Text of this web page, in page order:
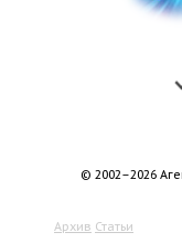
© 2002–2026
Архив Статьи